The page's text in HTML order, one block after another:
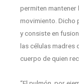
permiten mantener
movimiento. Dicho
y consiste en
las células madres
cuerpo de quien